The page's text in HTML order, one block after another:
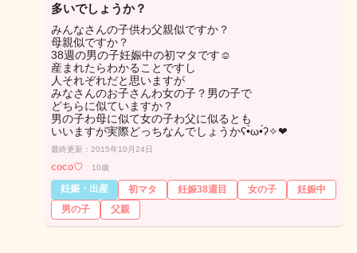
多いでしょうか？
みんなさんの子供わ父親似ですか？
母親似ですか？
38週の男の子妊娠中の初マタです☺
産まれたらわかることですし
人それぞれだと思いますが
みなさんのお子さんわ女の子？男の子で
どちらに似ていますか？
男の子わ母に似て女の子わ父に似るとも
いいますが実際どっちなんでしょうかʕ•̀ω•́ʔ✧❤︎
最終更新：2015年10月24日
coco♡ 10歳
妊娠・出産 初マタ 妊娠38週目 女の子
妊娠中
男の子
父親